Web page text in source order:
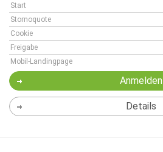
Start
Stornoquote
Cookie
Freigabe
Mobil-Landingpage
Anmelden
Details